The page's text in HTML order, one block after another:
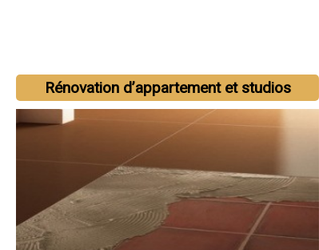
Rénovation d’appartement et studios